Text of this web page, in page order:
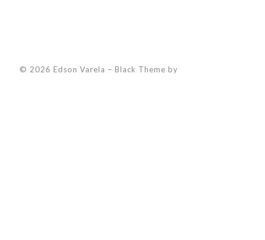
© 2026 Edson Varela – Black Theme by